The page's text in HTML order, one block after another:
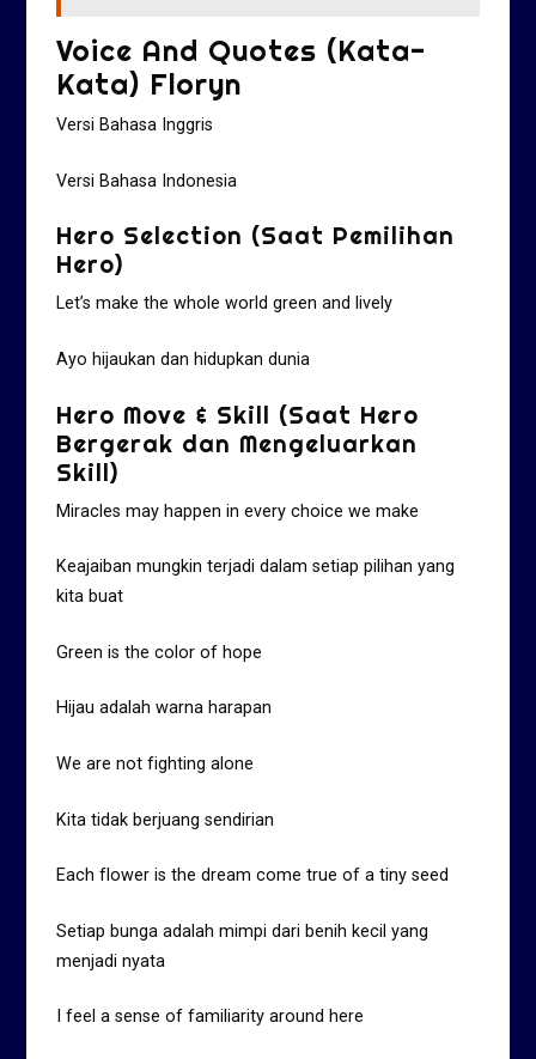
Voice And Quotes (Kata-
Kata) Floryn
Versi Bahasa Inggris
Versi Bahasa Indonesia
Hero Selection (Saat Pemilihan
Hero)
Let’s make the whole world green and lively
Ayo hijaukan dan hidupkan dunia
Hero Move & Skill (Saat Hero
Bergerak dan Mengeluarkan
Skill)
Miracles may happen in every choice we make
Keajaiban mungkin terjadi dalam setiap pilihan yang
kita buat
Green is the color of hope
Hijau adalah warna harapan
We are not fighting alone
Kita tidak berjuang sendirian
Each flower is the dream come true of a tiny seed
Setiap bunga adalah mimpi dari benih kecil yang
menjadi nyata
I feel a sense of familiarity around here